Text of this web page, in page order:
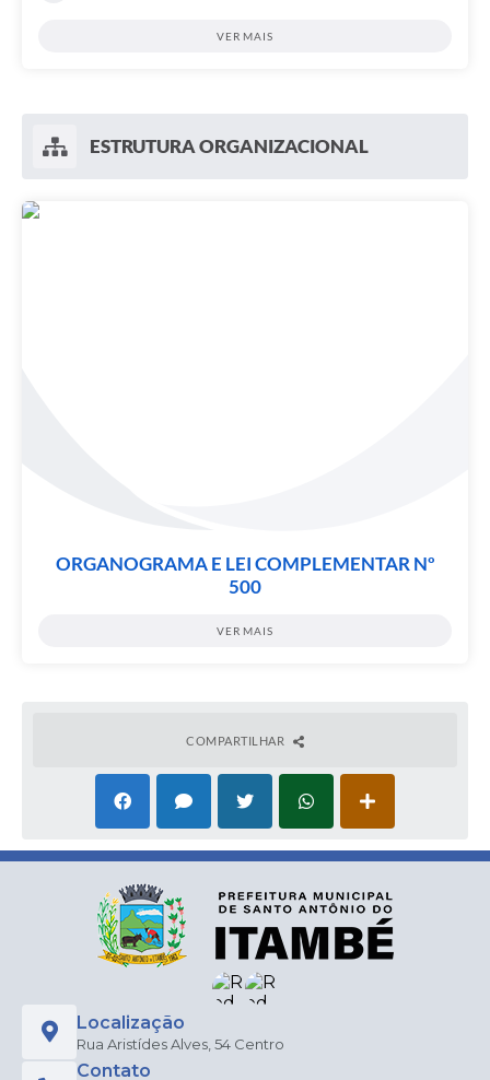
VER MAIS
ESTRUTURA ORGANIZACIONAL
ORGANOGRAMA E LEI COMPLEMENTAR Nº
500
VER MAIS
COMPARTILHAR
Localização
Rua Aristídes Alves, 54 Centro
Contato